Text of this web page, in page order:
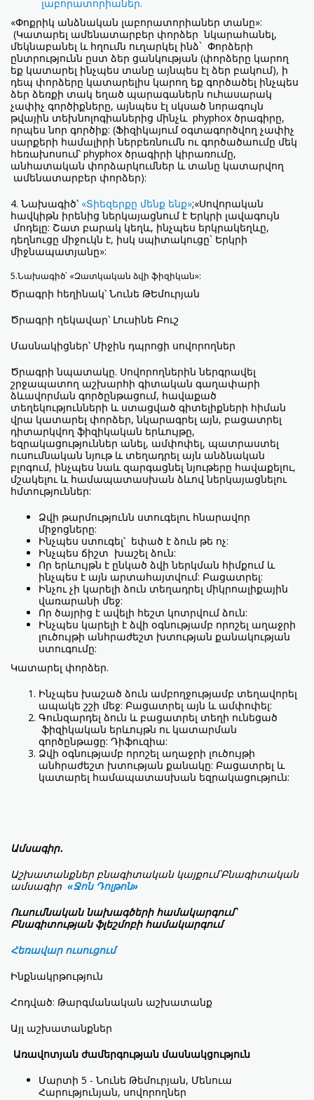
լաբորատորիաներ.
«Փոքրիկ անձնական լաբորատորիաներ տանը»:
(Կատարել ամենատարբեր փորձեր նկարահանել,
մեկնաբանել և հղումն ուղարկել ինձ` Փորձերի
ընտրությունն ըստ ձեր ցանկության (փորձերը կարող
եք կատարել ինչպես տանը այնպես էլ ձեր բակում), ի
դեպ փորձերը կատարելիս կարող եք գործածել ինչպես
ձեր ձեռքի տակ եղած պարագաներն ուհասարակ
չափիչ գործիքները, այնպես էլ սկսած նորագույն
թվային տեխնոլոգիաներից մինչև phyphox ծրագիրը,
որպես նոր գործիք: (Ֆիզիկայում օգտագործվող չափիչ
սարքերի համալիրի ներբեռնումն ու գործածաումը մեկ
հեռախոսում՝ phyphox ծրագիրի կիրառումը,
անհատական փորձարկումներ և տանը կատարվող
ամենատարբեր փորձեր):
4. Նախագիծ՝ «Տիեզերքը մենք ենք»;«Սովորական
հավկիթն իրենից ներկայացնում է Երկրի լավագույն
մոդելը: Շատ բարակ կեղև, ինչպես երկրակեղևը,
դեղնուցը միջուկն է, իսկ սպիտակուցը` Երկրի
միջնապատյանը»:
5.Նախագիծ՝ «Զատկական ձվի ֆիզիկան»:
Ծրագրի հեղինակ՝ Նունե ԹԵմուրյան
Ծրագրի ղեկավար՝ Լուսինե Բուշ
Մասնակիցներ՝ Միջին դպրոցի սովորողներ
Ծրագրի նպատակը. Սովորողներին ներգրավել
շրջապատող աշխարհի գիտական գաղափարի
ձևավորման գործընթացում, հավաքած
տեղեկությունների և ստացված գիտելիքների հիման
վրա կատարել փորձեր, նկարագրել այն, բացատրել
դիտարկվող ֆիզիկական երևույթը,
եզրակացություններ անել, ամփոփել, պատրաստել
ուսումնական նյութ և տեղադրել այն անձնական
բլոգում, ինչպես նաև զարգացնել նյութերը հավաքելու,
մշակելու և համապատասխան ձևով ներկայացնելու
հմտություններ:
Ձվի թարմությունն ստուգելու հնարավոր
միջոցները:
Ինչպես ստուգել՝ եփած է ձուն թե ոչ:
Ինչպես ճիշտ խաշել ձուն:
Որ երևույթն է ընկած ձվի ներկման հիմքում և
ինչպես է այն արտահայտվում: Բացատրել:
Ինչու չի կարելի ձուն տեղադրել միկրոալիքային
վառարանի մեջ:
Որ ծայրից է ավելի հեշտ կոտրվում ձուն:
Ինչպես կարելի է ձվի օգնությամբ որոշել աղաջրի
լուծույթի անհրաժեշտ խտության քանակության
ստուգումը:
Կատարել փորձեր.
Ինչպես խաշած ձուն ամբողջությամբ տեղավորել
ապակե շշի մեջ: Բացատրել այն և ամփոփել:
Գունզարդել ձուն և բացատրել տեղի ունեցած
ֆիզիկական երևույթն ու կատարման
գործընթացը: Դիֆուզիա:
Ձվի օգնությամբ որոշել աղաջրի լուծույթի
անհրաժեշտ խտության քանակը: Բացատրել և
կատարել համապատասխան եզրակացություն:
Ամսագիր․
Աշխատանքներ բնագիտական կայքում՝Բնագիտական
ամսագիր «Ջոն Դոլթոն»
Ուսումնական նախագծերի համակարգում՝
Բնագիտության ֆլեշմոբի համակարգում
Հեռավար ուսուցում
Ինքնակրթություն
Հոդված: Թարգմանական աշխատանք
Այլ աշխատանքներ
Առավոտյան ժամերգության մասնակցություն
Մարտի 5 - Նունե Թեմուրյան, Մենուա
Հարությունյան, սովորողներ